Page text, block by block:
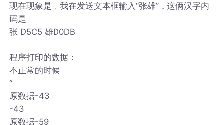
现在现象是，我在发送文本框输入“张雄”，这俩汉字内
码是
张 D5C5 雄D0DB
程序打印的数据：
不正常的时候
“
原数据-43
-43
原数据-59